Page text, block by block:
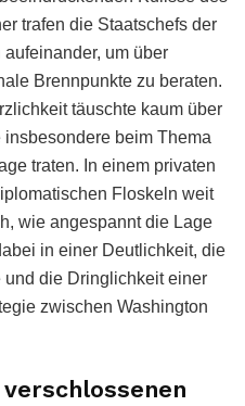
trafen die Staatschefs der
um über
Brennpunkte zu beraten.
täuschte kaum über
beim Thema
traten. In einem privaten
Floskeln weit
wie angespannt die Lage
in einer Deutlichkeit, die
die Dringlichkeit einer
zwischen Washington